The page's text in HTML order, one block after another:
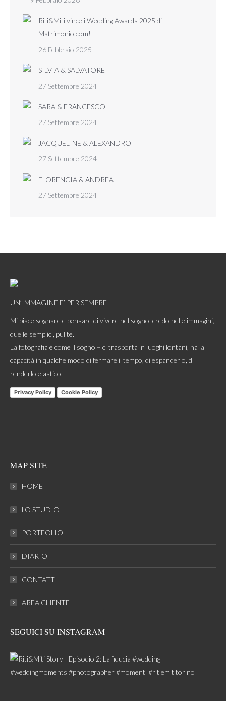
Riti&Miti vince i Wedding Awards 2025 di
Matrimonio.com!
26 Febbraio 2025
SILVIA & SALVATORE
27 Settembre 2024
SARA & FRANCESCO
27 Settembre 2024
JACQUELINE & ALEXANDRO
27 Settembre 2024
FLORENCIA & ANDREA
27 Settembre 2024
UN’IMMAGINE E’ PER SEMPRE
Mi piace sognare e pensare di vivere nel sogno, credo nelle immagini,
quelle semplici, pulite.
La fotografia è come il sogno – ci trasporta in luoghi lontani, ha la
capacità in qualche modo di fermare il tempo, di espanderlo, di
renderlo elastico.
Privacy Policy Cookie Policy
MAP SITE
HOME
LO STUDIO
PORTFOLIO
DIARIO
CONTATTI
AREA CLIENTE
SEGUICI SU INSTAGRAM